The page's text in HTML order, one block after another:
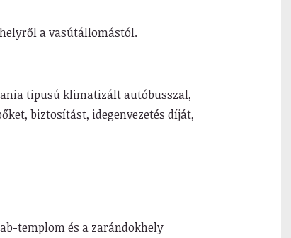
a vasútállomástól.
tipusú klimatizált autóbusszal,
biztosítást, idegenvezetés díját,
templom és a zarándokhely